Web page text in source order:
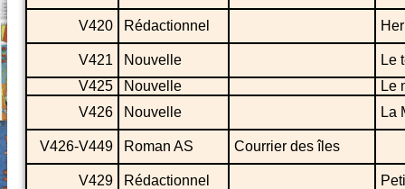
V420 Rédactionnel
V421 Nouvelle
Le
V425
Nouvelle
Le
V426
Nouvelle La
V426-V449 Roman AS Courrier des îles
V429 Rédactionnel